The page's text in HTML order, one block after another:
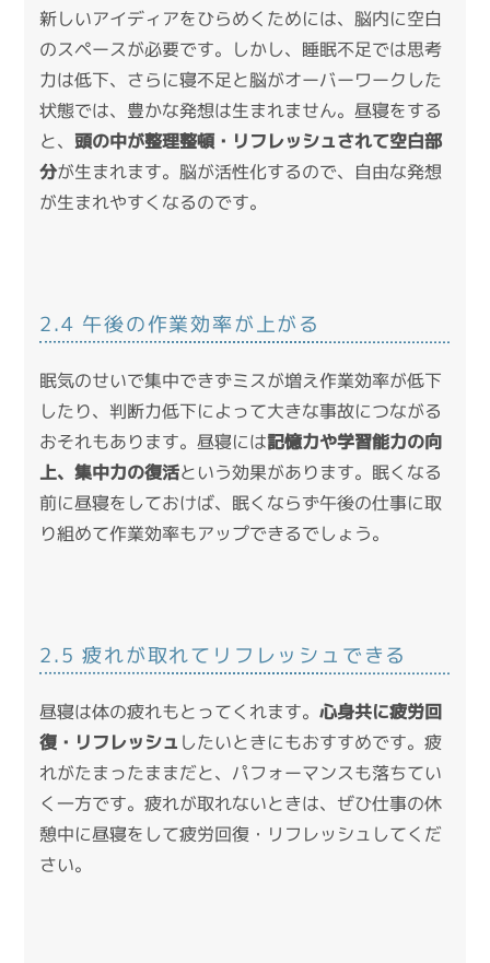
新しいアイディアをひらめくためには、脳内に空白
のスペースが必要です。しかし、睡眠不足では思考
力は低下、さらに寝不足と脳がオーバーワークした
状態では、豊かな発想は生まれません。昼寝をする
と、頭の中が整理整頓・リフレッシュされて空白部
分が生まれます。脳が活性化するので、自由な発想
が生まれやすくなるのです。
2.4 午後の作業効率が上がる
眠気のせいで集中できずミスが増え作業効率が低下
したり、判断力低下によって大きな事故につながる
おそれもあります。昼寝には記憶力や学習能力の向
上、集中力の復活という効果があります。眠くなる
前に昼寝をしておけば、眠くならず午後の仕事に取
り組めて作業効率もアップできるでしょう。
2.5 疲れが取れてリフレッシュできる
昼寝は体の疲れもとってくれます。心身共に疲労回
復・リフレッシュ したいときにもおすすめです。疲
れがたまったままだと、パフォーマンスも落ちてい
く一方です。疲れが取れないときは、ぜひ仕事の休
憩中に昼寝をして疲労回復・リフレッシュしてくだ
さい。